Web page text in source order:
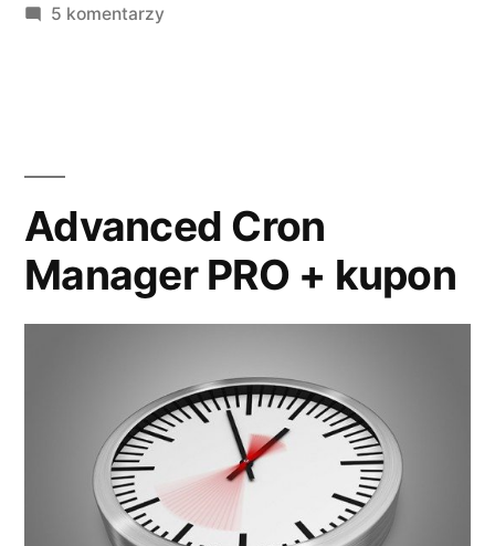
5 komentarzydo
Advanced Cron
Manager PRO + kupon